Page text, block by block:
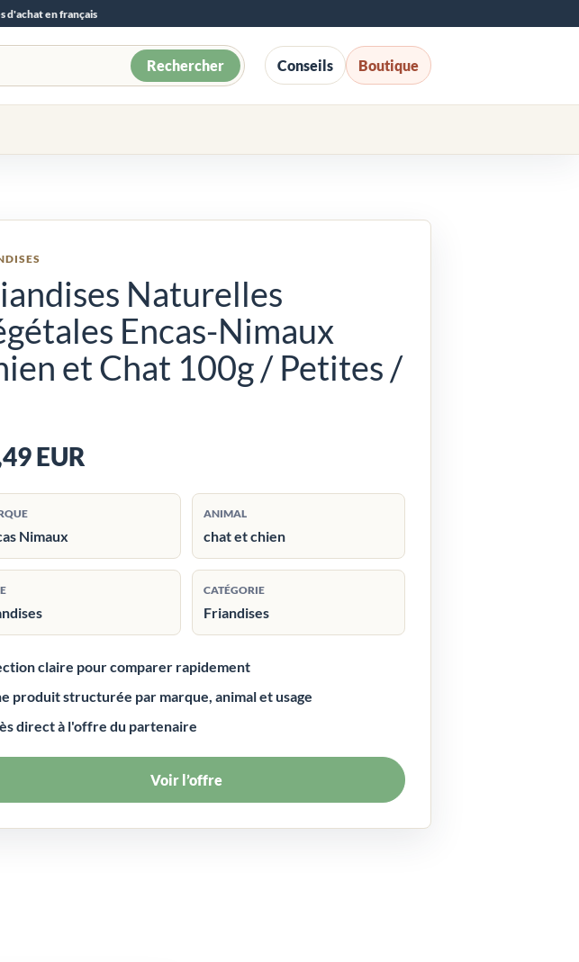
d'achat en français
Rechercher Conseils Boutique
Naturelles
Encas-Nimaux
et Chat 100g / Petites /
EUR
Nimaux
ANIMAL
chat et chien
CATÉGORIE
Friandises
claire pour comparer rapidement
produit structurée par marque, animal et usage
direct à l'offre du partenaire
Voir l’offre